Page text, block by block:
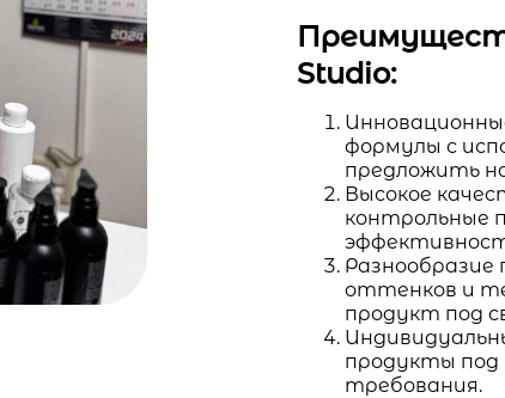
Studio:
формулы с
предложить
Высокое
контрольные
оттенков и
продукт под
продукты под
требования.